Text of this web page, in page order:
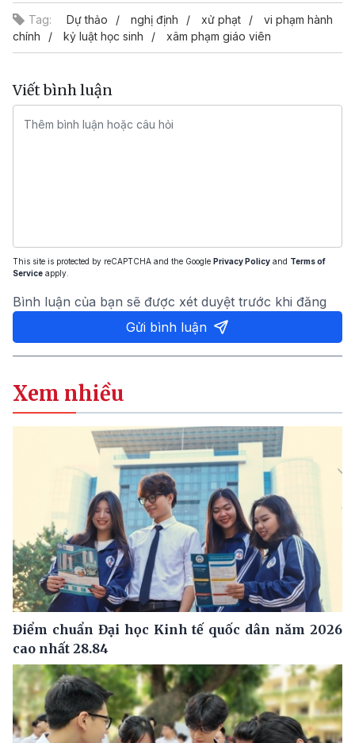
Tag: Dự thảo nghị định xử phạt
vi phạm hành
chính
kỷ luật học sinh xâm phạm giáo viên
Viết bình luận
This site is protected by reCAPTCHA and the Google Privacy Policy and Terms of
Service apply.
Bình luận của bạn sẽ được xét duyệt trước khi đăng
Gửi bình luận
Xem nhiều
Điểm chuẩn Đại học Kinh tế quốc dân năm 2026
cao nhất 28.84